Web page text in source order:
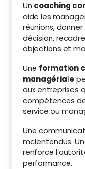
Un coaching
aide les
réunions,
décision,
objections et
Une formation
managériale
aux entreprises
compétences
service ou
Une
malentendus.
renforce
performance.